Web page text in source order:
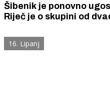
Šibenik je ponovno
Riječ je o skupini od
Ukrajini
16. Lipanj